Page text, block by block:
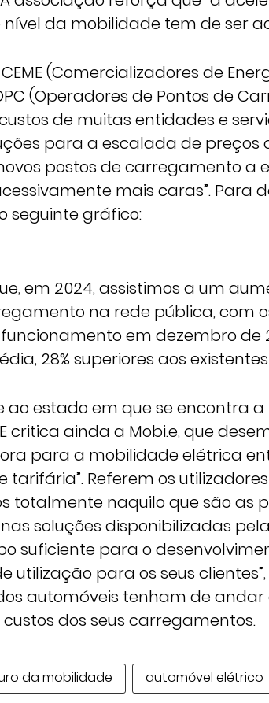
da mobilidade tem de ser
(Comercializadores de
(Operadores de Pontos de
de muitas entidades e
para a escalada de preços
postos de carregamento
mais caras”. Para
seguinte gráfico:
em 2024, assistimos a um
na rede pública, com
em dezembro de
28% superiores aos
ao estado em que se encontra
critica ainda a Mobi.e, que
para a mobilidade elétrica
tarifária”. Referem os
totalmente naquilo que são as
nas soluções disponibilizadas pela
suficiente para o
utilização para os seus
automóveis tenham de
dos seus carregamentos.
da mobilidade automóvel elétrico